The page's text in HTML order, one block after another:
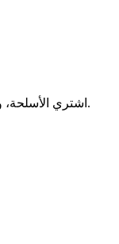
اشتري الأسلحة، والمخططات، ومواد التصنيع، والغنائم، والمزيد.